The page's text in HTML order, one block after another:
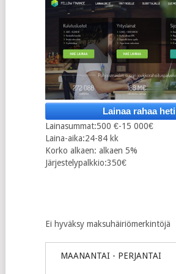
Lainaa rahaa heti
Lainasummat:500 €-15 000€
Laina-aika:24-84 kk
Korko alkaen: alkaen 5%
Järjestelypalkkio:350€
Ei hyväksy maksuhäiriömerkintöjä
MAANANTAI - PERJANTAI